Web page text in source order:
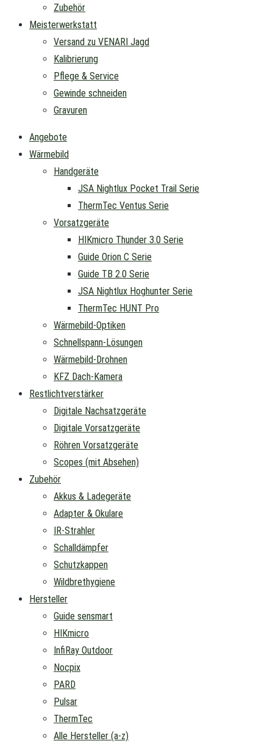
Zubehör
Meisterwerkstatt
Versand zu VENARI Jagd
Kalibrierung
Pflege & Service
Gewinde schneiden
Gravuren
Angebote
Wärmebild
Handgeräte
JSA Nightlux Pocket Trail Serie
ThermTec Ventus Serie
Vorsatzgeräte
HIKmicro Thunder 3.0 Serie
Guide Orion C Serie
Guide TB 2.0 Serie
JSA Nightlux Hoghunter Serie
ThermTec HUNT Pro
Wärmebild-Optiken
Schnellspann-Lösungen
Wärmebild-Drohnen
KFZ Dach-Kamera
Restlichtverstärker
Digitale Nachsatzgeräte
Digitale Vorsatzgeräte
Röhren Vorsatzgeräte
Scopes (mit Absehen)
Zubehör
Akkus & Ladegeräte
Adapter & Okulare
IR-Strahler
Schalldämpfer
Schutzkappen
Wildbrethygiene
Hersteller
Guide sensmart
HIKmicro
InfiRay Outdoor
Nocpix
PARD
Pulsar
ThermTec
Alle Hersteller (a-z)